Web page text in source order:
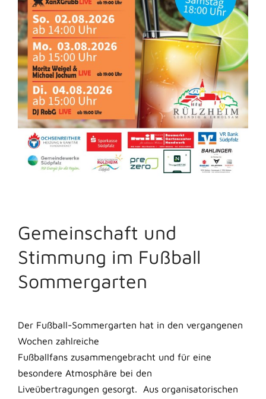
Gemeinschaft und
Stimmung im Fußball
Sommergarten
Der Fußball-Sommergarten hat in den vergangenen
Wochen zahlreiche
Fußballfans zusammengebracht und für eine
besondere Atmosphäre bei den
Liveübertragungen gesorgt. Aus organisatorischen